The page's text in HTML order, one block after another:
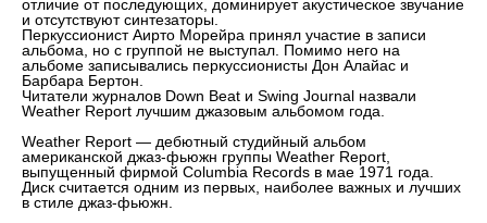
отличие от последующих, доминирует акустическое звучание
и отсутствуют синтезаторы.
Перкуссионист Аирто Морейра принял участие в записи
альбома, но с группой не выступал. Помимо него на
альбоме записывались перкуссионисты Дон Алайас и
Барбара Бертон.
Читатели журналов Down Beat и Swing Journal назвали
Weather Report лучшим джазовым альбомом года.
Weather Report — дебютный студийный альбом
американской джаз-фьюжн группы Weather Report,
выпущенный фирмой Columbia Records в мае 1971 года.
Диск считается одним из первых, наиболее важных и лучших
в стиле джаз-фьюжн.